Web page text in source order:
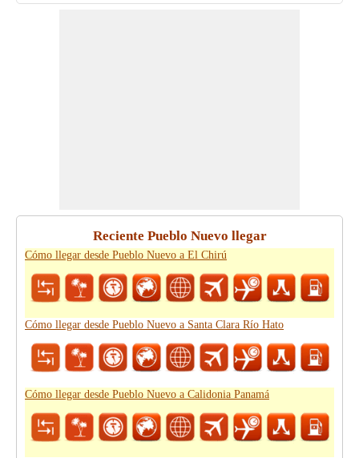
Reciente Pueblo Nuevo llegar
Cómo llegar desde Pueblo Nuevo a El Chirú
Cómo llegar desde Pueblo Nuevo a Santa Clara Río Hato
Cómo llegar desde Pueblo Nuevo a Calidonia Panamá